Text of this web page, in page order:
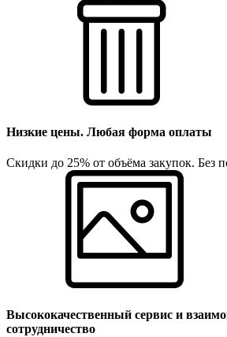
Низкие цены. Любая форма оплаты
Скидки до 25% от объёма закупок. Без
Высококачественный сервис и
сотрудничество